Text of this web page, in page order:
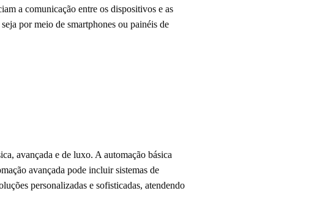
a comunicação entre os dispositivos e as
por meio de smartphones ou painéis de
avançada e de luxo. A automação básica
avançada pode incluir sistemas de
personalizadas e sofisticadas, atendendo